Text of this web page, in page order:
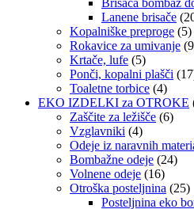
Brisača bombaž
Lanene brisače
Kopalniške preproge (5)
Rokavice za umivanje
Krtače, lufe (5)
Ponči, kopalni plašči
Toaletne torbice (4)
EKO IZDELKI za OTROKE
Zaščite za ležišče (6)
Vzglavniki (4)
Odeje iz naravnih
Bombažne odeje (24)
Volnene odeje (16)
Otroška posteljnina (25)
Posteljnina eko